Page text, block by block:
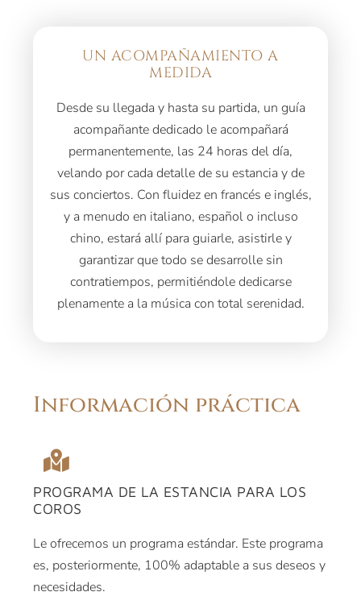
UN ACOMPAÑAMIENTO A
MEDIDA
Desde su llegada y hasta su partida, un guía
acompañante dedicado le acompañará
permanentemente, las 24 horas del día,
velando por cada detalle de su estancia y de
sus conciertos. Con fluidez en francés e inglés,
y a menudo en italiano, español o incluso
chino, estará allí para guiarle, asistirle y
garantizar que todo se desarrolle sin
contratiempos, permitiéndole dedicarse
plenamente a la música con total serenidad.
Información práctica
PROGRAMA DE LA ESTANCIA PARA LOS
COROS
Le ofrecemos un programa estándar. Este programa
es, posteriormente, 100% adaptable a sus deseos y
necesidades.